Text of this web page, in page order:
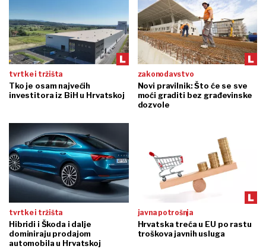
tvrtke i tržišta
Tko je osam najvećih
investitora iz BiH u Hrvatskoj
zakonodavstvo
Novi pravilnik: Što će se sve
moći graditi bez građevinske
dozvole
tvrtke i tržišta
Hibridi i Škoda i dalje
dominiraju prodajom
automobila u Hrvatskoj
javna potrošnja
Hrvatska treća u EU po rastu
troškova javnih usluga